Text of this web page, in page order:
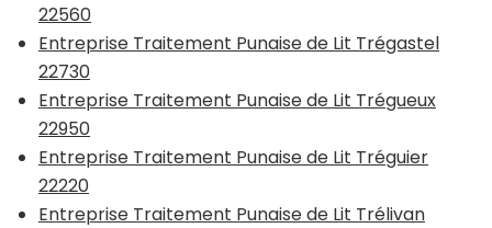
22560
Entreprise Traitement Punaise de Lit Trégastel
22730
Entreprise Traitement Punaise de Lit Trégueux
22950
Entreprise Traitement Punaise de Lit Tréguier
22220
Entreprise Traitement Punaise de Lit Trélivan